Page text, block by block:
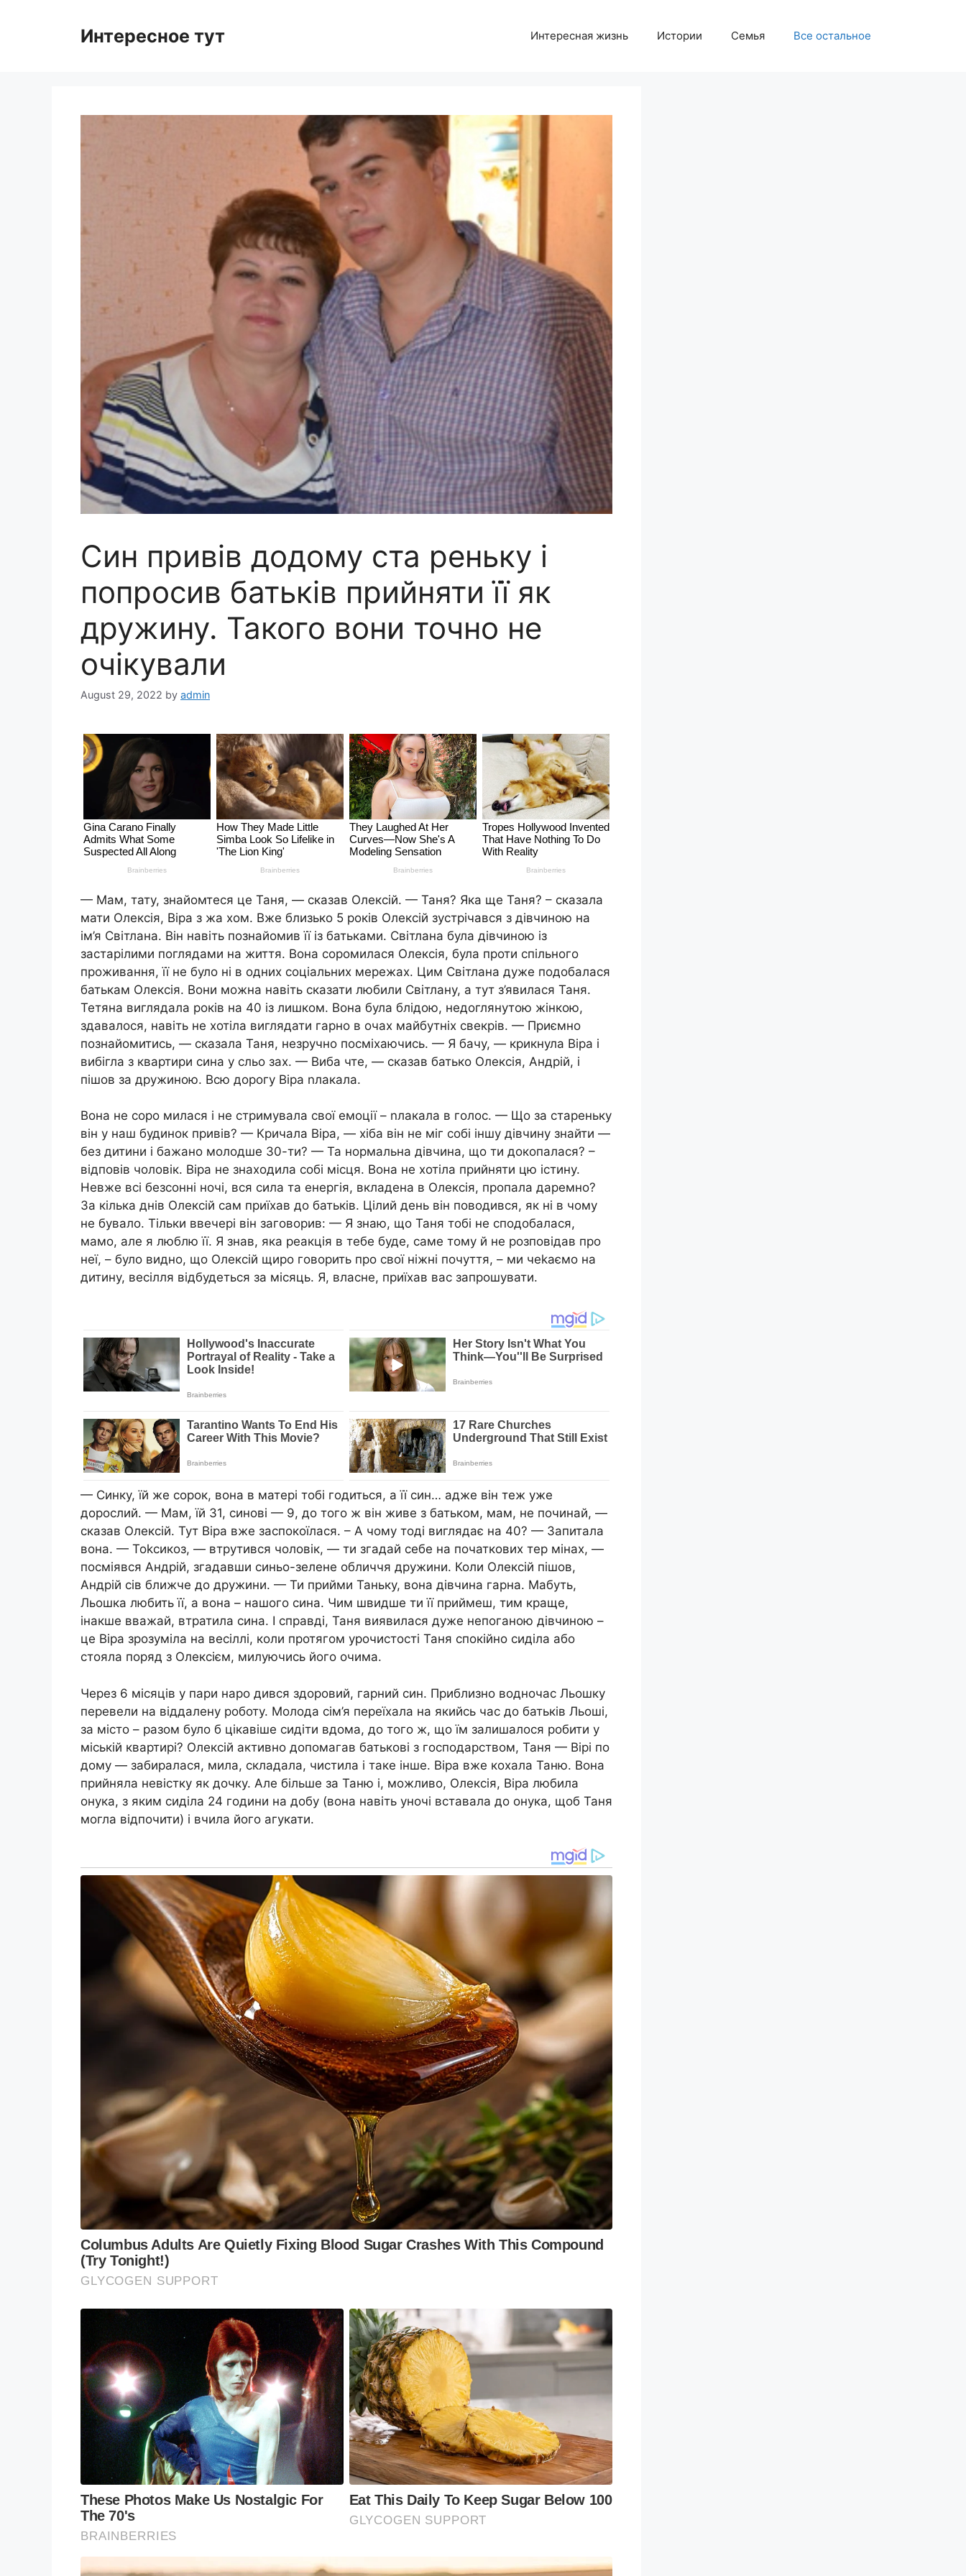
Интересное тут Интересная жизнь Истории Семья Все остальное
Син привів додому ста реньку і
попросив батьків прийняти її як
дружину. Такого вони точно не
очікували
August 29, 2022 by admin
— Мам, тату, знайомтеся це Таня, — сказав Олексій. — Таня? Яка ще Таня? – сказала
мати Олексія, Віра з жа хом. Вже близько 5 років Олексій зустрічався з дівчиною на
ім’я Світлана. Він навіть познайомив її із батьками. Світлана була дівчиною із
застарілими поглядами на життя. Вона соромилася Олексія, була проти спільного
проживання, її не було ні в одних соціальних мережах. Цим Світлана дуже подобалася
батькам Олексія. Вони можна навіть сказати любили Світлану, а тут з’явилася Таня.
Тетяна виглядала років на 40 із лишком. Вона була блідою, недоглянутою жінкою,
здавалося, навіть не хотіла виглядати гарно в очах майбутніх свекрів. — Приємно
познайомитись, — сказала Таня, незручно посміхаючись. — Я бачу, — крикнула Віра і
вибігла з квартири сина у сльо зах. — Виба чте, — сказав батько Олексія, Андрій, і
пішов за дружиною. Всю дорогу Віра nлакала.
Вона не соро милася і не стримувала свої емоції – nлакала в голос. — Що за стареньку
він у наш будинок привів? — Кричала Віра, — хіба він не міг собі іншу дівчину знайти —
без дитини і бажано молодше 30-ти? — Та нормальна дівчина, що ти докопалася? –
відповів чоловік. Віра не знаходила собі місця. Вона не хотіла прийняти цю істину.
Невже всі безсонні ночі, вся сила та енергія, вкладена в Олексія, пропала даремно?
За кілька днів Олексій сам приїхав до батьків. Цілий день він поводився, як ні в чому
не бувало. Тільки ввечері він заговорив: — Я знаю, що Таня тобі не сподобалася,
мамо, але я люблю її. Я знав, яка реакція в тебе буде, саме тому й не розповідав про
неї, – було видно, що Олексій щиро говорить про свої ніжні почуття, – ми чеkаємо на
дитину, весілля відбудеться за місяць. Я, власне, приїхав вас запрошувати.
— Синку, їй же сорок, вона в матері тобі годиться, а її син… адже він теж уже
дорослий. — Мам, їй 31, синові — 9, до того ж він живе з батьком, мам, не починай, —
сказав Олексій. Тут Віра вже заспокоїлася. – А чому тоді виглядає на 40? — Запитала
вона. — Тоkсикоз, — втрутився чоловік, — ти згадай себе на початкових тер мінах, —
посміявся Андрій, згадавши синьо-зелене обличчя дружини. Коли Олексій пішов,
Андрій сів ближче до дружини. — Ти прийми Таньку, вона дівчина гарна. Мабуть,
Льошка любить її, а вона – нашого сина. Чим швидше ти її приймеш, тим краще,
інакше вважай, втратила сина. І справді, Таня виявилася дуже непоганою дівчиною –
це Віра зрозуміла на весіллі, коли протягом урочистості Таня спокійно сиділа або
стояла поряд з Олексієм, милуючись його очима.
Через 6 місяців у пари наро дився здоровий, гарний син. Приблизно водночас Льошку
перевели на віддалену роботу. Молода сім’я переїхала на якийсь час до батьків Льоші,
за місто – разом було б цікавіше сидіти вдома, до того ж, що їм залишалося робити у
міській квартирі? Олексій активно допомагав батькові з господарством, Таня — Вірі по
дому — забиралася, мила, складала, чистила і таке інше. Віра вже кохала Таню. Вона
прийняла невістку як дочку. Але більше за Таню і, можливо, Олексія, Віра любила
онука, з яким сиділа 24 години на добу (вона навіть уночі вставала до онука, щоб Таня
могла відпочити) і вчила його агукати.